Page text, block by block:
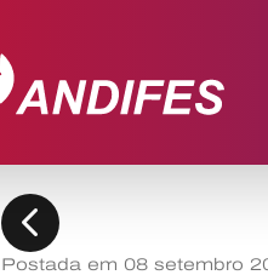
chevron_left
Postada em 08 setembro